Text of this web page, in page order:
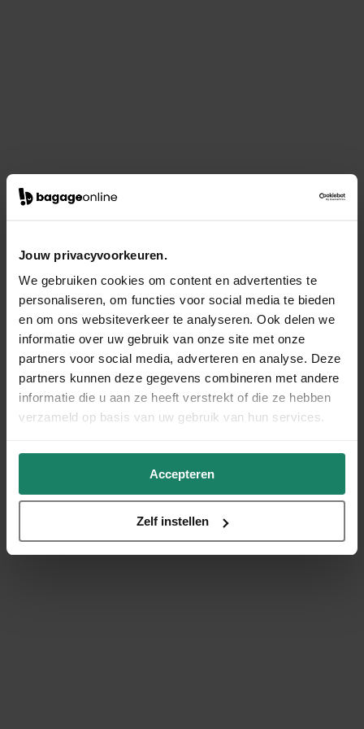
Jouw privacyvoorkeuren.
We gebruiken cookies om content en advertenties te
personaliseren, om functies voor social media te bieden
en om ons websiteverkeer te analyseren. Ook delen we
informatie over uw gebruik van onze site met onze
partners voor social media, adverteren en analyse. Deze
partners kunnen deze gegevens combineren met andere
informatie die u aan ze heeft verstrekt of die ze hebben
verzameld op basis van uw gebruik van hun services.
Accepteren
Zelf instellen